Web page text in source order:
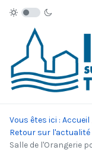
Vous êtes ici : Accueil
Retour sur l'actualité
Salle de l'Orangerie